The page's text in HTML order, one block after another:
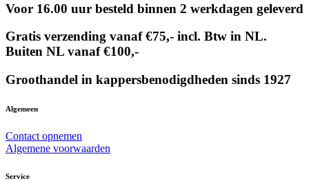
Voor 16.00 uur besteld binnen 2 werkdagen geleverd
Gratis verzending vanaf €75,- incl. Btw in NL.
Buiten NL vanaf €100,-
Groothandel in kappersbenodigdheden sinds 1927
Algemeen
Contact opnemen
Algemene voorwaarden
Service